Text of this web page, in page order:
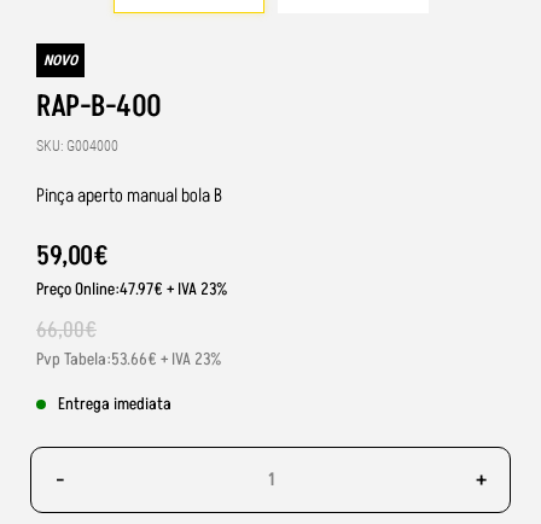
NOVO
RAP-B-400
SKU: G004000
Pinça aperto manual bola B
59,00€
Preço Online:47.97€ + IVA 23%
66,00€
Pvp Tabela:53.66€ + IVA 23%
Entrega imediata
- +